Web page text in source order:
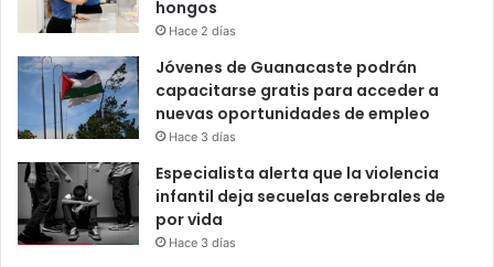
hongos
Hace 2 días
Jóvenes de Guanacaste podrán
capacitarse gratis para acceder a
nuevas oportunidades de empleo
Hace 3 días
Especialista alerta que la violencia
infantil deja secuelas cerebrales de
por vida
Hace 3 días